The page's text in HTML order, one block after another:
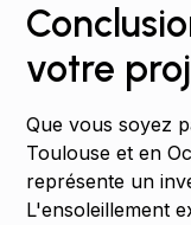
votre
Que vous soyez
Toulouse et en
représente un
L'ensoleillement